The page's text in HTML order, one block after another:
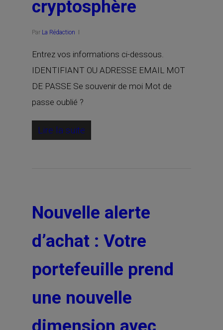
cryptosphère
Par La Rédaction
Entrez vos informations ci-dessous.
IDENTIFIANT OU ADRESSE EMAIL MOT
DE PASSE Se souvenir de moi Mot de
passe oublié ?
Lire la suite
Nouvelle alerte
d’achat : Votre
portefeuille prend
une nouvelle